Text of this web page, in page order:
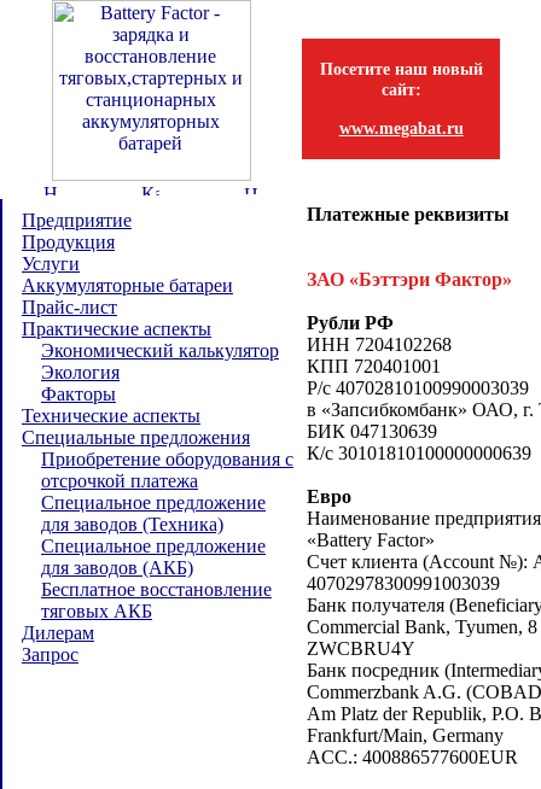
Посетите наш новый
сайт:
www.megabat.ru
Предприятие
Продукция
Услуги
Аккумуляторные батареи
Прайс-лист
Практические аспекты
Экономический калькулятор
Экология
Факторы
Технические аспекты
Специальные предложения
Приобретение оборудования с
отсрочкой платежа
Специальное предложение
для заводов (Техника)
Специальное предложение
для заводов (АКБ)
Бесплатное восстановление
тяговых АКБ
Дилерам
Запрос
Платежные реквизиты
ЗАО «Бэттэри Фактор»
Рубли РФ
ИНН 7204102268
КПП 720401001
Р/с 40702810100990003039
в «Запсибкомбанк» ОАО,
БИК 047130639
К/с 30101810100000000639
Евро
Наименование
«Battery Factor»
Счет клиента (Account №):
40702978300991003039
Банк получателя
Commercial Bank, Tyumen,
ZWCBRU4Y
Банк посредник
Commerzbank A.G.
Am Platz der Republik, P.O.
Frankfurt/Main, Germany
ACC.: 400886577600EUR